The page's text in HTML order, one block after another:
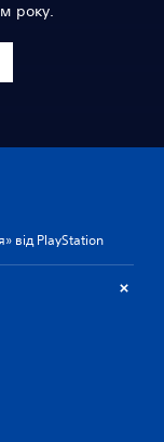
року.
від PlayStation